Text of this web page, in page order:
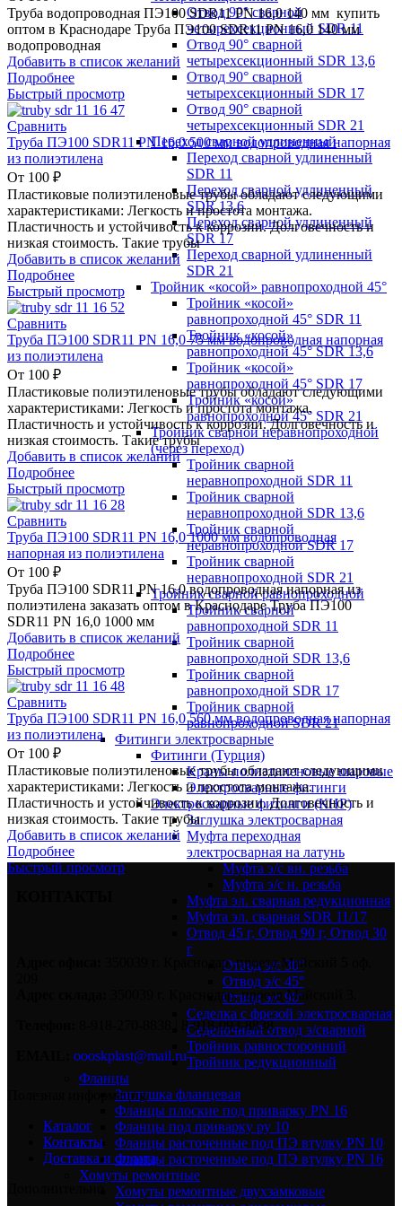
Отвод 90° сварной
четырехсекционный SDR 11
Отвод 90° сварной
четырехсекционный SDR 13,6
Отвод 90° сварной
четырехсекционный SDR 17
Отвод 90° сварной
четырехсекционный SDR 21
Переход сварной удлиненный
Переход сварной удлиненный
SDR 11
Переход сварной удлиненный
SDR 13,6
Переход сварной удлиненный
SDR 17
Переход сварной удлиненный
SDR 21
Тройник «косой» равнопроходной 45°
Тройник «косой»
равнопроходной 45° SDR 11
Тройник «косой»
равнопроходной 45° SDR 13,6
Тройник «косой»
равнопроходной 45° SDR 17
Тройник «косой»
равнопроходной 45° SDR 21
Тройник сварной неравнопроходной
(через переход)
Тройник сварной
неравнопроходной SDR 11
Тройник сварной
неравнопроходной SDR 13,6
Тройник сварной
неравнопроходной SDR 17
Тройник сварной
неравнопроходной SDR 21
Тройник сварной равнопроходной
Тройник сварной
равнопроходной SDR 11
Тройник сварной
равнопроходной SDR 13,6
Тройник сварной
равнопроходной SDR 17
Тройник сварной
равнопроходной SDR 21
Фитинги электросварные
Фитинги (Турция)
Краны полиэтиленовые шаровые
Электросварные фитинги
Электросварные фитинги (КНР)
Заглушка электросварная
Муфта переходная
электросварная на латунь
Муфта э/с вн. резьба
Муфта э/с н. резьба
Муфта эл. cварная редукционная
Муфта эл. сварная SDR 11/17
Отвод 45 г, Отвод 90 г, Отвод 30
г
Отвод э/с 30°
Отвод э/с 45°
Отвод э/с 90°
Седелка с фрезой электросварная
Седелочный отвод э/сварной
Тройник равносторонний
Тройник редукционный
Фланцы
Заглушка фланцевая
Фланцы плоские под приварку PN 16
Фланцы под приварку ру 10
Фланцы расточенные под ПЭ втулку PN 10
Фланцы расточенные под ПЭ втулку PN 16
Хомуты ремонтные
Хомуты ремонтные двухзамковые
Труба водопроводная ПЭ100 SDR11 PN 16,0 140 мм купить
оптом в Краснодаре Труба ПЭ100 SDR11 PN 16,0 140 мм
водопроводная
Добавить в список желаний
Подробнее
Быстрый просмотр
Сравнить
Труба ПЭ100 SDR11 PN 16,0 500 мм водопроводная напорная
из полиэтилена
От 100 ₽
Пластиковые полиэтиленовые трубы обладают следующими
характеристиками: Легкость и простота монтажа.
Пластичность и устойчивость к коррозии. Долговечность и
низкая стоимость. Такие трубы
Добавить в список желаний
Подробнее
Быстрый просмотр
Сравнить
Труба ПЭ100 SDR11 PN 16,0 75 мм водопроводная напорная
из полиэтилена
От 100 ₽
Пластиковые полиэтиленовые трубы обладают следующими
характеристиками: Легкость и простота монтажа.
Пластичность и устойчивость к коррозии. Долговечность и
низкая стоимость. Такие трубы
Добавить в список желаний
Подробнее
Быстрый просмотр
Сравнить
Труба ПЭ100 SDR11 PN 16,0 1000 мм водопроводная
напорная из полиэтилена
От 100 ₽
Труба ПЭ100 SDR11 PN 16,0 водопроводная напорная из
полиэтилена заказать оптом в Краснодаре Труба ПЭ100
SDR11 PN 16,0 1000 мм
Добавить в список желаний
Подробнее
Быстрый просмотр
Сравнить
Труба ПЭ100 SDR11 PN 16,0 560 мм водопроводная напорная
из полиэтилена
От 100 ₽
Пластиковые полиэтиленовые трубы обладают следующими
характеристиками: Легкость и простота монтажа.
Пластичность и устойчивость к коррозии. Долговечность и
низкая стоимость. Такие трубы
Добавить в список желаний
Подробнее
Быстрый просмотр
350039 г. Краснодар, проезд Майский 5 оф.
350039 г. Краснодар, проезд Майский 3.
8-918-270-8838 | 8-918-093-8838
oooskplast@mail.ru
Полезная информация
Каталог
Контакты
Доставка и оплата